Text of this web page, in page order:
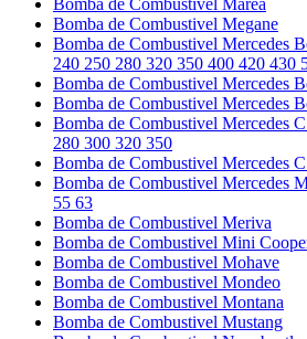
Bomba de Combustivel Marea
Bomba de Combustivel Megane
Bomba de Combustivel Mercedes
240 250 280 320 350 400 420 430
Bomba de Combustivel Mercedes
Bomba de Combustivel Mercedes
Bomba de Combustivel Mercedes
280 300 320 350
Bomba de Combustivel Mercedes
Bomba de Combustivel Mercedes
55 63
Bomba de Combustivel Meriva
Bomba de Combustivel Mini
Bomba de Combustivel Mohave
Bomba de Combustivel Mondeo
Bomba de Combustivel Montana
Bomba de Combustivel Mustang